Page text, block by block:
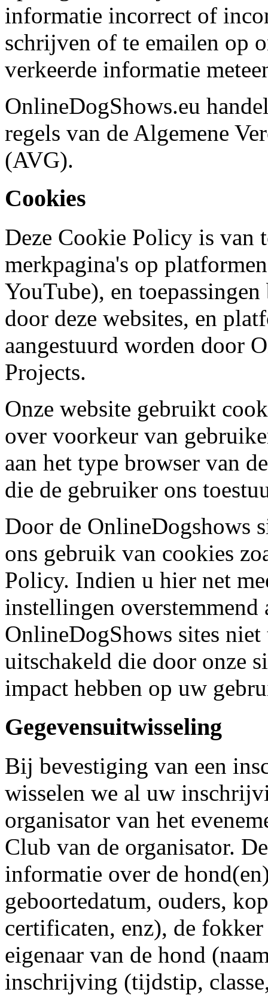
informatie incorrect of
schrijven of te emailen op
verkeerde informatie
OnlineDogShows.eu
regels van de Algemene
(AVG).
Cookies
Deze Cookie Policy is van
merkpagina's op
YouTube), en
door deze websites, en
aangestuurd worden door
Projects.
Onze website gebruikt
over voorkeur van
aan het type browser van
die de gebruiker ons
Door de OnlineDogshows
ons gebruik van cookies
Policy. Indien u hier net
instellingen overstemmend
OnlineDogShows sites
uitschakeld die door onze
impact hebben op uw
Gegevensuitwisseling
Bij bevestiging van een
wisselen we al uw
organisator van het
Club van de organisator.
informatie over de
geboortedatum, ouders,
certificaten, enz), de
eigenaar van de hond
inschrijving (tijdstip,